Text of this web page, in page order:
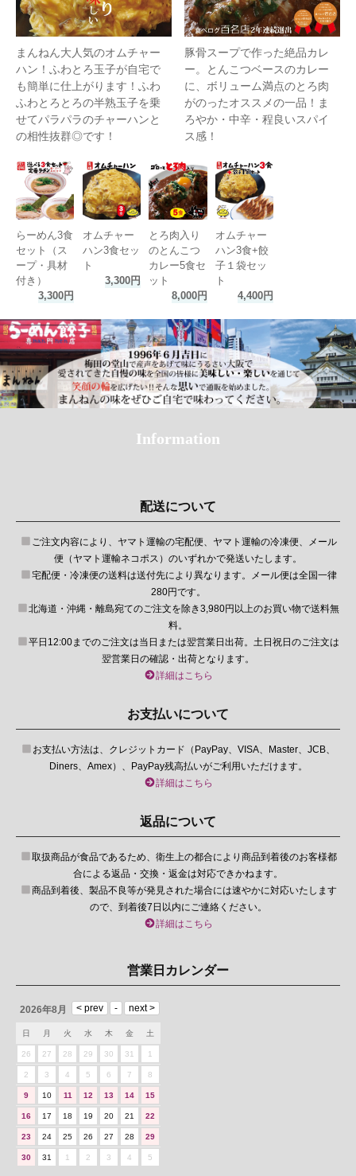
まんねん大人気のオムチャー
ハン！ふわとろ玉子が自宅で
も簡単に仕上がります！ふわ
ふわとろとろの半熟玉子を乗
せてパラパラのチャーハンと
の相性抜群◎です！
豚骨スープで作った絶品カレ
ー。とんこつベースのカレー
に、ボリューム満点のとろ肉
がのったオススメの一品！ま
ろやか・中辛・程良いスパイ
ス感！
らーめん3食
セット（ス
ープ・具材
付き）
3,300円
オムチャー
ハン3食セッ
ト
3,300円
とろ肉入り
のとんこつ
カレー5食セ
ット
8,000円
オムチャー
ハン3食+餃
子１袋セッ
ト
4,400円
Information
配送について
ご注文内容により、ヤマト運輸の宅配便、ヤマト運輸の冷凍便、メール
便（ヤマト運輸ネコポス）のいずれかで発送いたします。
宅配便・冷凍便の送料は送付先により異なります。メール便は全国一律
280円です。
北海道・沖縄・離島宛てのご注文を除き3,980円以上のお買い物で送料無
料。
平日12:00までのご注文は当日または翌営業日出荷。土日祝日のご注文は
翌営業日の確認・出荷となります。
詳細はこちら
お支払いについて
お支払い方法は、クレジットカード（PayPay、VISA、Master、JCB、
Diners、Amex）、PayPay残高払いがご利用いただけます。
詳細はこちら
返品について
取扱商品が食品であるため、衛生上の都合により商品到着後のお客様都
合による返品・交換・返金は対応できかねます。
商品到着後、製品不良等が発見された場合には速やかに対応いたします
ので、到着後7日以内にご連絡ください。
詳細はこちら
営業日カレンダー
2026年8月
日 月 火 水 木 金 土
26 27 28 29 30 31 1
2 3 4 5 6 7 8
9 10 11 12 13 14 15
16 17 18 19 20 21 22
23 24 25 26 27 28 29
30 31 1 2 3 4 5